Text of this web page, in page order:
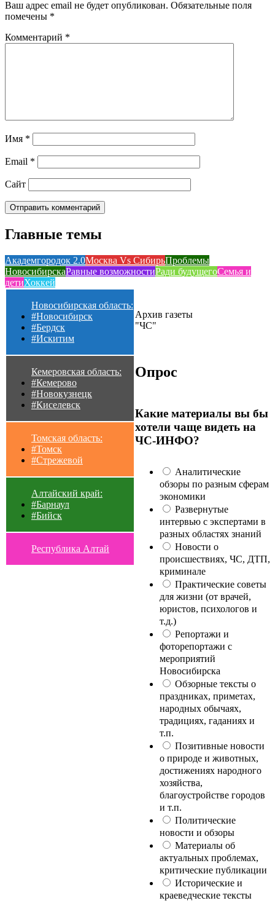
Ваш адрес email не будет опубликован. Обязательные поля
помечены *
Комментарий *
Имя *
Email *
Сайт
Главные темы
Академгородок 2.0Москва Vs СибирьПроблемы
НовосибирскаРавные возможностиРади будущегоСемья и
детиХоккей
Новосибирская область:
#Новосибирск
#Бердск
#Искитим
Кемеровская область:
#Кемерово
#Новокузнецк
#Киселевск
Томская область:
#Томск
#Стрежевой
Алтайский край:
#Барнаул
#Бийск
Республика Алтай
Архив газеты
"ЧС"
Опрос
Какие материалы вы бы
хотели чаще видеть на
ЧС-ИНФО?
Аналитические
обзоры по разным сферам
экономики
Развернутые
интервью с экспертами в
разных областях знаний
Новости о
происшествиях, ЧС, ДТП,
криминале
Практические советы
для жизни (от врачей,
юристов, психологов и
т.д.)
Репортажи и
фоторепортажи с
мероприятий
Новосибирска
Обзорные тексты о
праздниках, приметах,
народных обычаях,
традициях, гаданиях и
т.п.
Позитивные новости
о природе и животных,
достижениях народного
хозяйства,
благоустройстве городов
и т.п.
Политические
новости и обзоры
Материалы об
актуальных проблемах,
критические публикации
Исторические и
краеведческие тексты